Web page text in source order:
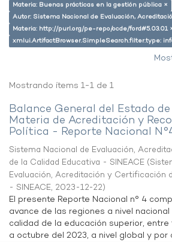
Materia: Buenas prácticas en la gestión pública ×
Autor: Sistema Nacional de Evaluación,
Materia: http://purl.org/pe-repo/ocde/ford#5.03.01
xmlui.ArtifactBrowser.SimpleSearch.filter.type:
Mostrando ítems 1-1 de 1
Balance General del Estado
Materia de Acreditación y
Política - Reporte Nacional
Sistema Nacional de Evaluación,
de la Calidad Educativa - SINEACE (
Evaluación, Acreditación y Certificación
- SINEACE, 2023-12-22)
El presente Reporte Nacional n° 4
avance de las regiones a nivel
calidad de la educación superior,
a octubre del 2023, a nivel global y por